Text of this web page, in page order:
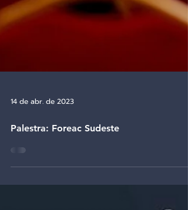
14 de abr. de 2023
Palestra: Foreac Sudeste